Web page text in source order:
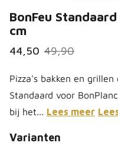
BonFeu
cm
44,50 49,90
Pizza's bakken en
Standaard voor
bij het... Lees meer
Varianten